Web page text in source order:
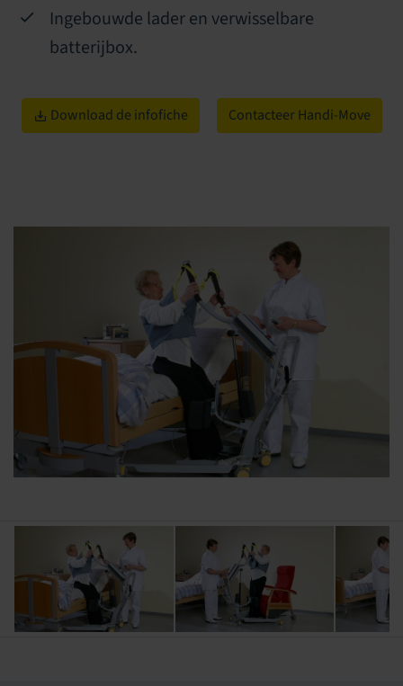
Ingebouwde lader en verwisselbare
batterijbox.
Download de infofiche Contacteer Handi-Move